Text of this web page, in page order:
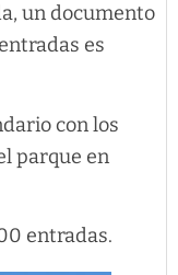
un documento
es
con los
parque en
entradas.